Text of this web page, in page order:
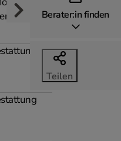
Berater:in finden
Teilen
nach